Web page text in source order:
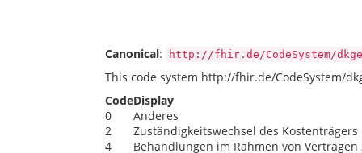
Canonical: http://fhir.de/CodeSystem/
This code system http://fhir.de/CodeSystem/
CodeDisplay
0
Anderes
2
Zuständigkeitswechsel des Kostenträgers
4
Behandlungen im Rahmen von